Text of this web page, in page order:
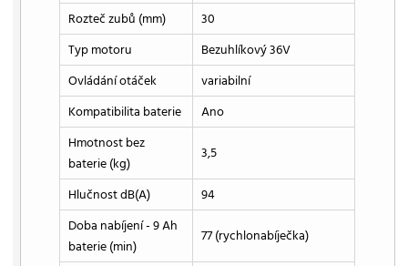
Rozteč zubů (mm)
30
Typ motoru
Bezuhlíkový 36V
Ovládání otáček
variabilní
Kompatibilita baterie
Ano
Hmotnost bez
baterie (kg)
3,5
Hlučnost dB(A)
94
Doba nabíjení - 9 Ah
baterie (min)
77 (rychlonabíječka)